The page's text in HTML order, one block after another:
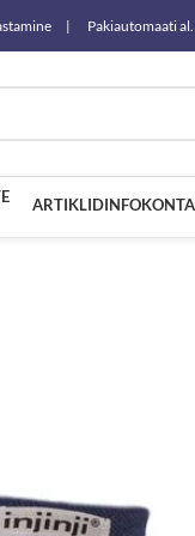
tagastamine |
ARTIKLIDINFO